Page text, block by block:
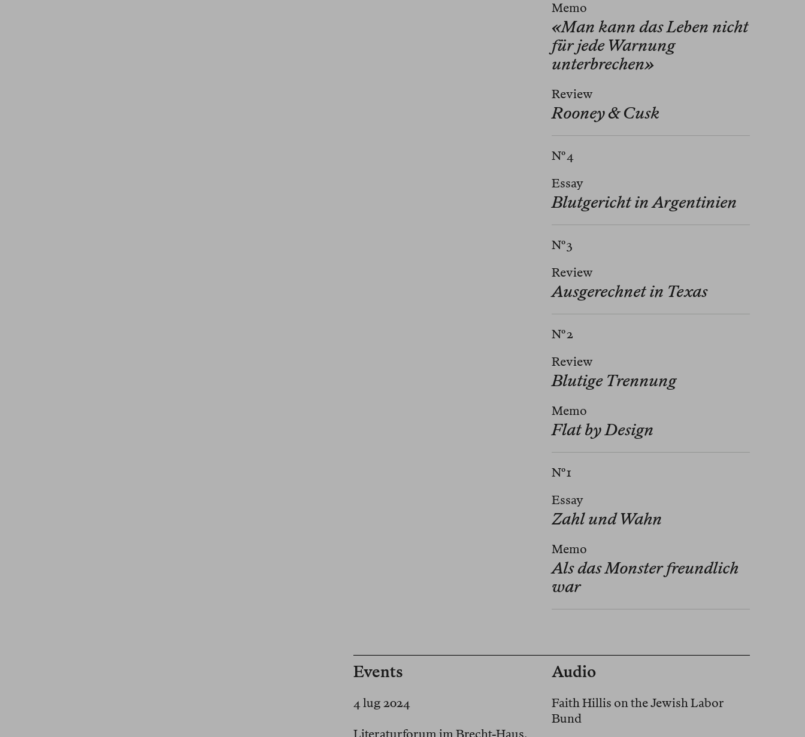
Memo
«Man kann das Leben nicht
für jede Warnung
unterbrechen»
Review
Rooney & Cusk
Nº 4
Essay
Blutgericht in Argentinien
Nº 3
Review
Ausgerechnet in Texas
Nº 2
Review
Blutige Trennung
Memo
Flat by Design
Nº 1
Essay
Zahl und Wahn
Memo
Als das Monster freundlich
war
Events
4 lug 2024
Literaturforum im Brecht-Haus,
Audio
Faith Hillis on the Jewish Labor
Bund